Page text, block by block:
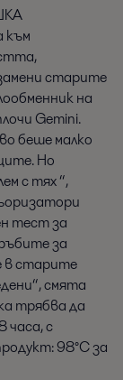
към
старите
на
Gemini.
беше малко
Но
с тях “,
тест за
за
в старите
смята
трябва да
часа, с
98°C за